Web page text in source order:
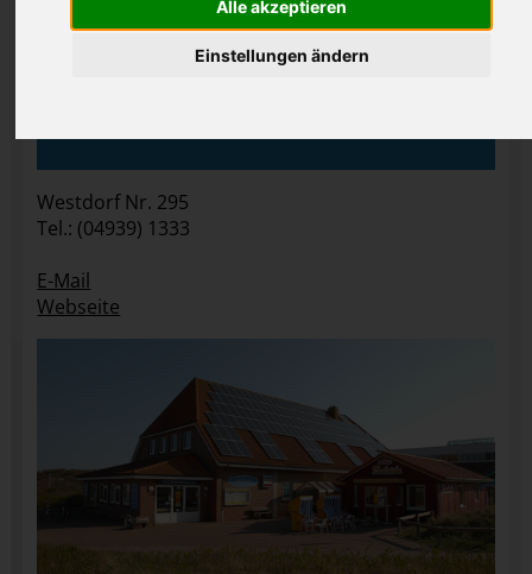
Alle akzeptieren
Einstellungen ändern
Westdorf Nr. 295
Tel.: (04939) 1333
E-Mail
Webseite